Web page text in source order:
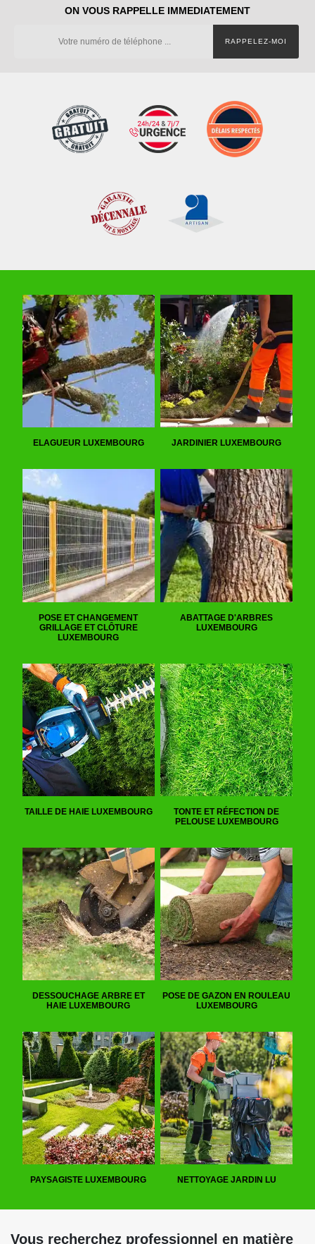
ON VOUS RAPPELLE IMMEDIATEMENT
ELAGUEUR LUXEMBOURG JARDINIER LUXEMBOURG
POSE ET CHANGEMENT
GRILLAGE ET CLÔTURE
LUXEMBOURG
ABATTAGE D'ARBRES
LUXEMBOURG
TAILLE DE HAIE LUXEMBOURG
TONTE ET RÉFECTION DE
PELOUSE LUXEMBOURG
DESSOUCHAGE ARBRE ET
HAIE LUXEMBOURG
POSE DE GAZON EN ROULEAU
LUXEMBOURG
PAYSAGISTE LUXEMBOURG NETTOYAGE JARDIN LU
Vous recherchez professionnel en matière